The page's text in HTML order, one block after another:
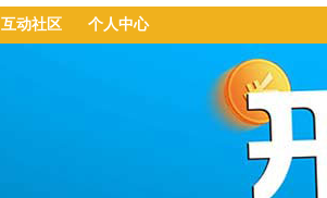
互动社区 个人中心